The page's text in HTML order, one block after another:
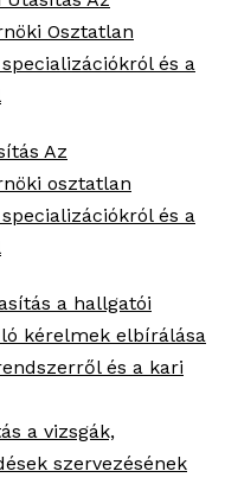
Osztatlan
és a
Az
osztatlan
és a
a hallgatói
kérelmek elbírálása
és a kari
a vizsgák,
szervezésének